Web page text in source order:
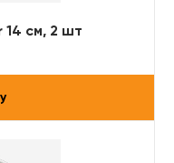
14 см, 2 шт